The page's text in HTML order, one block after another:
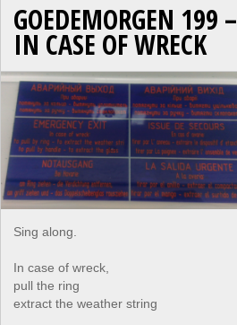
GOEDEMORGEN 199 –
IN CASE OF WRECK
Sing along.
In case of wreck,
pull the ring
extract the weather string